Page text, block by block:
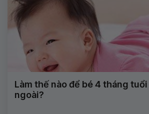
Làm thế nào để bé 4 tháng
ngoài?